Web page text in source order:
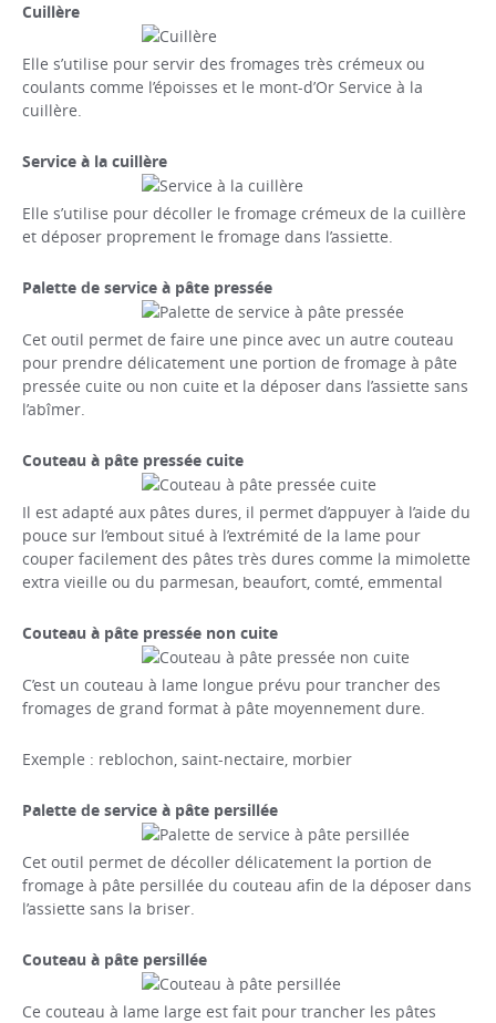
Cuillère
Elle s’utilise pour servir des fromages très crémeux ou
coulants comme l’époisses et le mont-d’Or Service à la
cuillère.
Service à la cuillère
Elle s’utilise pour décoller le fromage crémeux de la cuillère
et déposer proprement le fromage dans l’assiette.
Palette de service à pâte pressée
Cet outil permet de faire une pince avec un autre couteau
pour prendre délicatement une portion de fromage à pâte
pressée cuite ou non cuite et la déposer dans l’assiette sans
l’abîmer.
Couteau à pâte pressée cuite
Il est adapté aux pâtes dures, il permet d’appuyer à l’aide du
pouce sur l’embout situé à l’extrémité de la lame pour
couper facilement des pâtes très dures comme la mimolette
extra vieille ou du parmesan, beaufort, comté, emmental
Couteau à pâte pressée non cuite
C’est un couteau à lame longue prévu pour trancher des
fromages de grand format à pâte moyennement dure.
Exemple : reblochon, saint-nectaire, morbier
Palette de service à pâte persillée
Cet outil permet de décoller délicatement la portion de
fromage à pâte persillée du couteau afin de la déposer dans
l’assiette sans la briser.
Couteau à pâte persillée
Ce couteau à lame large est fait pour trancher les pâtes